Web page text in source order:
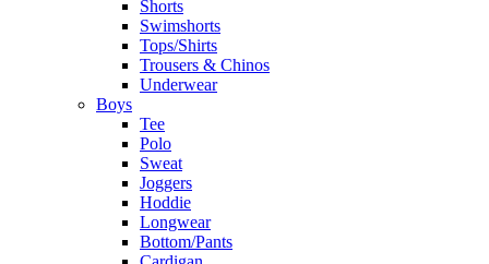
Shorts
Swimshorts
Tops/Shirts
Trousers & Chinos
Underwear
Boys
Tee
Polo
Sweat
Joggers
Hoddie
Longwear
Bottom/Pants